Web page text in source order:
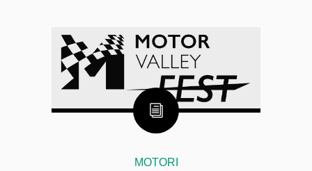
MOTORI